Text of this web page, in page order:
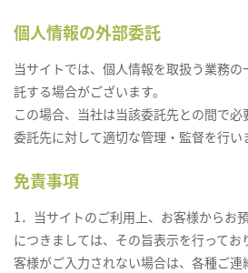
個人情報の外部委託
当サイトでは、個人情報を取扱う業務
託する場合がございます。
この場合、当社は当該委託先との間で
委託先に対して適切な管理・監督を行い
免責事項
1．当サイトのご利用上、お客様からお
につきましては、その旨表示を行ってお
客様がご入力されない場合は、各種ご連